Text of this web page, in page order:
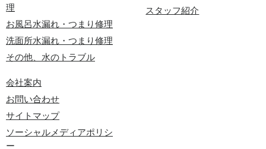
理
お風呂水漏れ・つまり修理
洗面所水漏れ・つまり修理
その他、水のトラブル
スタッフ紹介
会社案内
お問い合わせ
サイトマップ
ソーシャルメディアポリシ
ー